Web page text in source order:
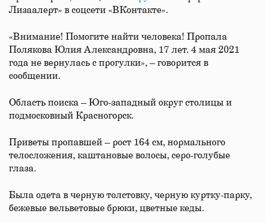
Лизаалерт» в соцсети «ВКонтакте».
«Внимание! Помогите найти человека! Пропала
Полякова Юлия Александровна, 17 лет. 4 мая 2021
года не вернулась с прогулки», – говорится в
сообщении.
Область поиска – Юго-западный округ столицы и
подмосковный Красногорск.
Приветы пропавшей – рост 164 см, нормального
телосложения, каштановые волосы, серо-голубые
глаза.
Была одета в черную толстовку, черную куртку-парку,
бежевые вельветовые брюки, цветные кеды.